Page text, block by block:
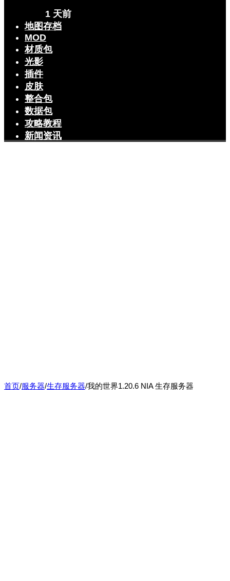
1 天前
地图存档
MOD
材质包
光影
插件
皮肤
整合包
数据包
攻略教程
新闻资讯
首页/服务器/生存服务器/我的世界1.20.6 NIA 生存服务器